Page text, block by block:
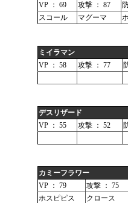
VP ： 69
攻撃 ： 87
スコール
マグーマ
ミイラマン
VP ： 58
攻撃 ： 77
デスリザード
VP ： 55
攻撃 ： 52
カミーフラワー
VP ： 79
攻撃 ： 75
ホスピピス
クロース